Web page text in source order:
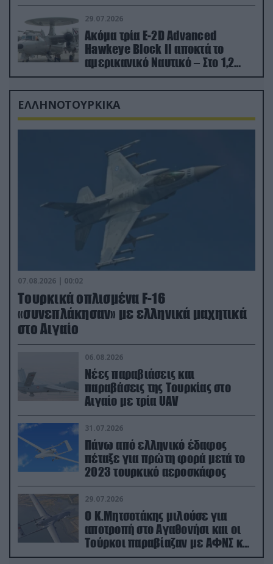
29.07.2026
Ακόμα τρία E-2D Advanced
Hawkeye Block II αποκτά το
αμερικανικό Ναυτικό – Στο 1,2
δισ.δολάρια το κόστος
ΕΛΛΗΝΟΤΟΥΡΚΙΚΑ
07.08.2026 | 00:02
Τουρκικά οπλισμένα F-16
«συνεπλάκησαν» με ελληνικά μαχητικά
στο Αιγαίο
06.08.2026
Νέες παραβιάσεις και
παραβάσεις της Τουρκίας στο
Αιγαίο με τρία UAV
31.07.2026
Πάνω από ελληνικό έδαφος
πέταξε για πρώτη φορά μετά το
2023 τουρκικό αεροσκάφος
29.07.2026
Ο Κ.Μητσοτάκης μιλούσε για
αποτροπή στο Αγαθονήσι και οι
Τούρκοι παραβίαζαν με ΑΦΝΣ και
drone